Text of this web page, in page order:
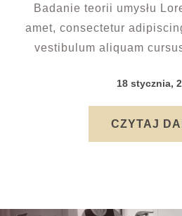
Badanie teorii umysłu
amet, consectetur
vestibulum aliquam
18 stycznia,
CZYTAJ